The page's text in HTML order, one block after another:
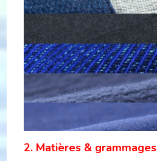
2. Matières & grammages